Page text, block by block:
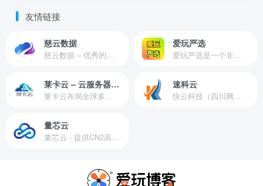
友情链接
慈云数据
慈云数据 – 优秀的云服务器服务商，提供最具有性价比的产品。慈云数据是开发者必不可少的良心云
爱玩严选
爱玩严选是一个非常有保障且性价比极高的虚拟商城，包括但不限于苹果证书、技术指导、会员充值等多种虚拟服务！
莱卡云 – 云服务器提供商
莱卡云布局全球多个地理区域。提供服务有：境外云服务器、国内云服务器、独立服务器、服务器托管、CDN、SSL证书、游戏服务器等业务。
速科云
快云科技（四川网联快云科技有限公司）成立于2021年，主营互联网业务平台服务提供商。公司专注为用户提供低价高性能云计算产品，致力于云计算应用的易用性开发，并引导云计算在国内普及
量芯云
量芯云 - 提供CN2高速香港美国云服务器&专业高防服务器租用等云服务器供应商